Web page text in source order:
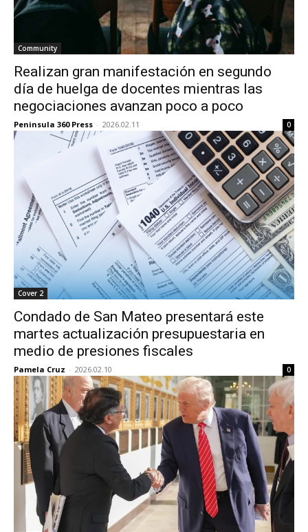
Community
Realizan gran manifestación en segundo
día de huelga de docentes mientras las
negociaciones avanzan poco a poco
Peninsula 360 Press - 2026.02.11 0
Cover 2
Condado de San Mateo presentará este
martes actualización presupuestaria en
medio de presiones fiscales
Pamela Cruz - 2026.02.10 0